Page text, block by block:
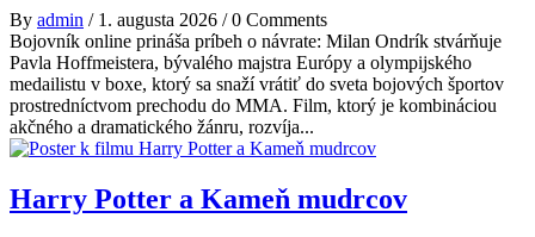
By admin / 1. augusta 2026 /0 Comments
Bojovník online prináša príbeh o návrate: Milan Ondrík stvárňuje
Pavla Hoffmeistera, bývalého majstra Európy a olympijského
medailistu v boxe, ktorý sa snaží vrátiť do sveta bojových športov
prostredníctvom prechodu do MMA. Film, ktorý je kombináciou
akčného a dramatického žánru, rozvíja...
Harry Potter a Kameň mudrcov